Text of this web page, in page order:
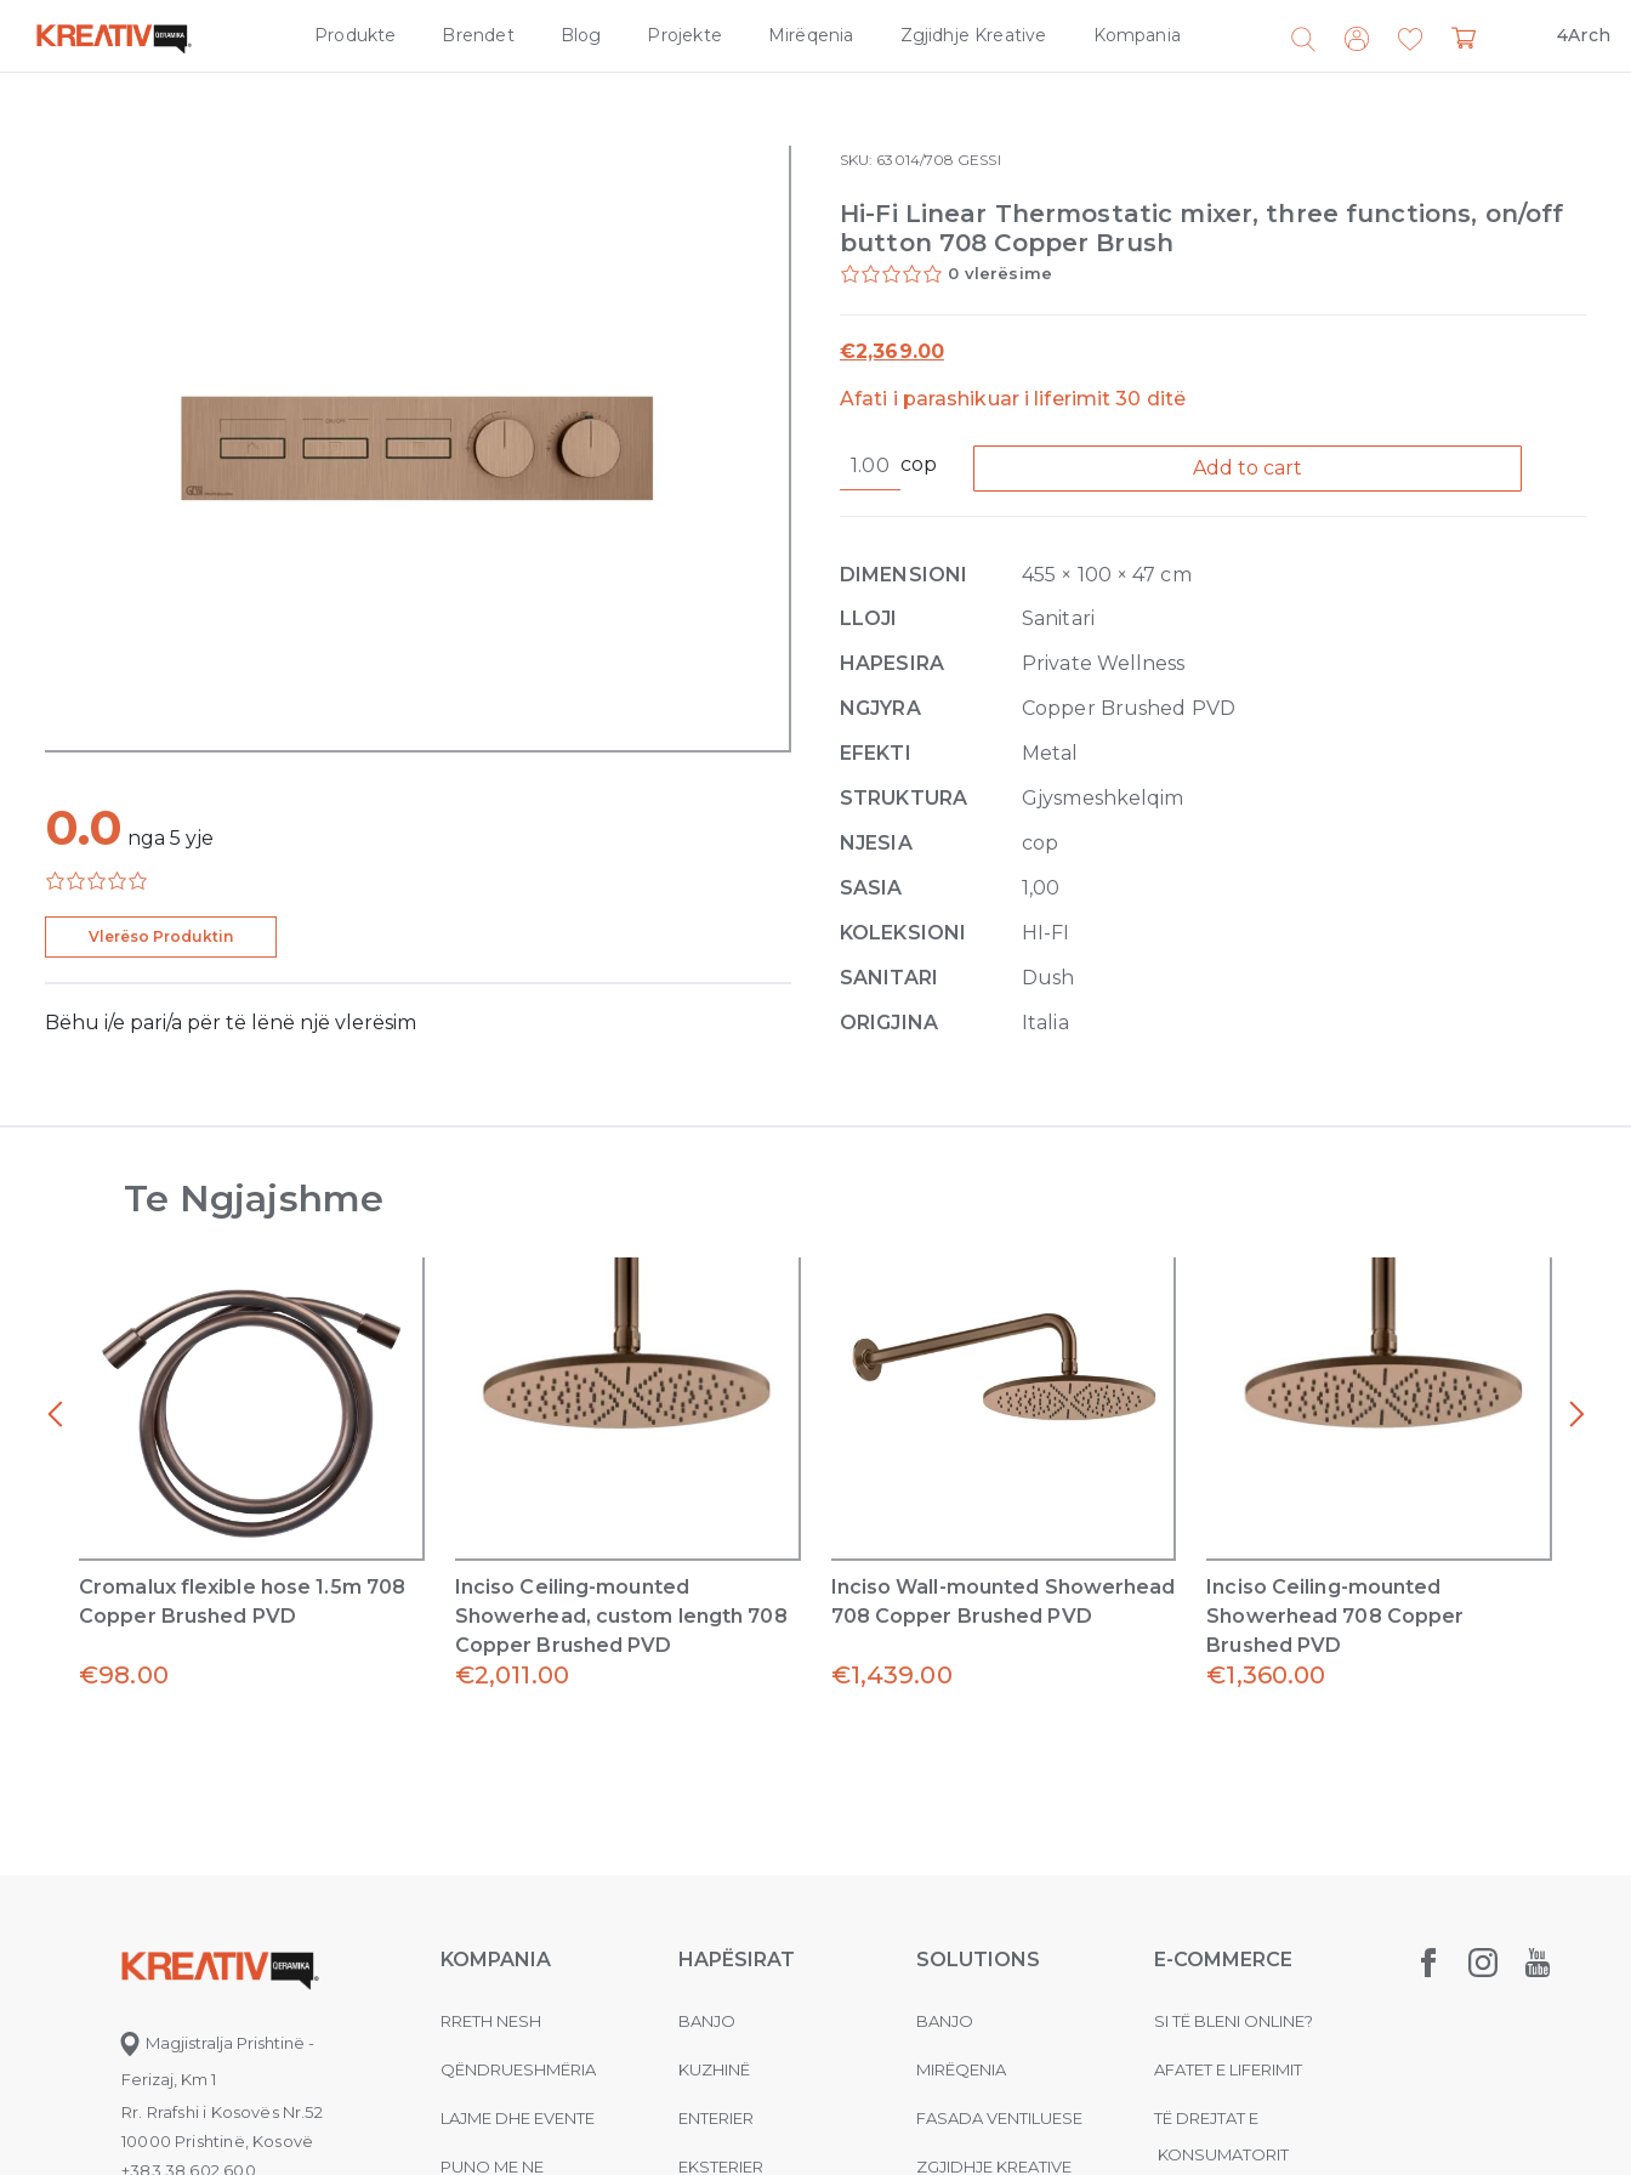
Produkte Brendet Blog Projekte Mirëqenia Zgjidhje Kreative Kompania 4Arch
Search
for:
0.0 nga 5 yje
Vlerëso Produktin
Bëhu i/e pari/a për të lënë një vlerësim
SKU: 63014/708 GESSI
Hi-Fi Linear Thermostatic mixer, three functions, on/off
button 708 Copper Brush
0 vlerësime
€2,369.00
Afati i parashikuar i liferimit 30 ditë
Fi
three
functions,
button
708
Brush
quantity
cop Add to cart
DIMENSIONI
455 × 100 × 47 cm
LLOJI
Sanitari
HAPESIRA
Private Wellness
NGJYRA
Copper Brushed PVD
EFEKTI
Metal
STRUKTURA
Gjysmeshkelqim
NJESIA
cop
SASIA
1,00
KOLEKSIONI
HI-FI
SANITARI
Dush
ORIGJINA
Italia
Te Ngjajshme
Cromalux flexible hose 1.5m 708
Copper Brushed PVD
€98.00
Inciso Ceiling-mounted
Showerhead, custom length 708
Copper Brushed PVD
€2,011.00
Inciso Wall-mounted Showerhead
708 Copper Brushed PVD
€1,439.00
Inciso Ceiling-mounted
Showerhead 708 Copper
Brushed PVD
€1,360.00
Magjistralja Prishtinë -
Ferizaj, Km 1
Rr. Rrafshi i Kosovës Nr.52
10000 Prishtinë, Kosovë
+383 38 602 600
KOMPANIA
RRETH NESH
QËNDRUESHMËRIA
LAJME DHE EVENTE
PUNO ME NE
HAPËSIRAT
BANJO
KUZHINË
ENTERIER
EKSTERIER
SOLUTIONS
BANJO
MIRËQENIA
FASADA VENTILUESE
ZGJIDHJE KREATIVE
E-COMMERCE
SI TË BLENI ONLINE?
AFATET E LIFERIMIT
TË DREJTAT E
KONSUMATORIT